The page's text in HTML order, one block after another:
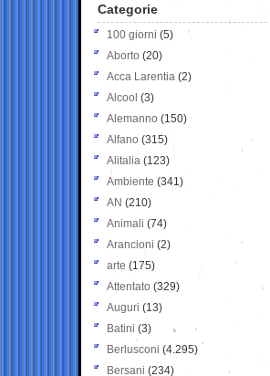
Categorie
100 giorni (5)
Aborto (20)
Acca Larentia (2)
Alcool (3)
Alemanno (150)
Alfano (315)
Alitalia (123)
Ambiente (341)
AN (210)
Animali (74)
Arancioni (2)
arte (175)
Attentato (329)
Auguri (13)
Batini (3)
Berlusconi (4.295)
Bersani (234)